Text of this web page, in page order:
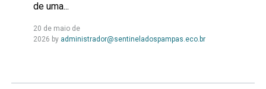
de uma...
20 de maio de
2026 by administrador@sentineladospampas.eco.brLeia